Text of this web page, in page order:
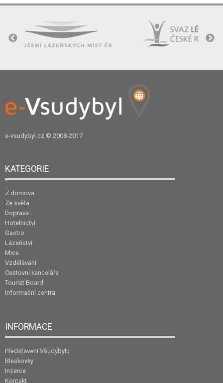
e-vsudybyl.cz © 2008-2017
KATEGORIE
Z domova
Ze světa
Doprava
Hotelnictví
Gastro
Lázeňství
Mice
Vzdělávání
Cestovní kanceláře
Tourist Board
Informační centra
INFORMACE
Představení Všudybylu
Bleskovky
Inzerce
Kontakt